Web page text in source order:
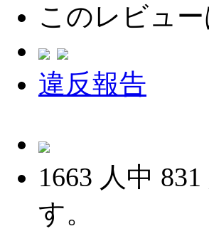
このレビュ
違反報告
1663 人中 831
す。